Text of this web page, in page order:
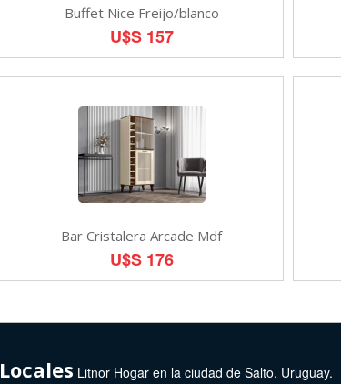
Buffet Nice Freijo/blanco
U$S 157
Bar Cristalera Arcade Mdf
U$S 176
Locales Litnor Hogar en la ciudad de Salto, Uruguay.